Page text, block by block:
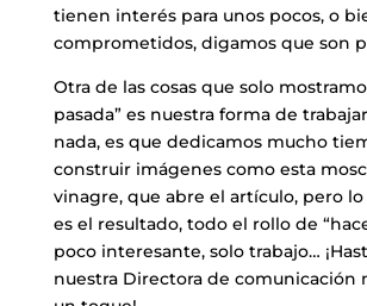
tienen interés para unos pocos, o
comprometidos, digamos que son
Otra de las cosas que solo
pasada” es nuestra forma de
nada, es que dedicamos mucho
construir imágenes como esta
vinagre, que abre el artículo, pero
es el resultado, todo el rollo de
poco interesante, solo trabajo…
nuestra Directora de comunicación